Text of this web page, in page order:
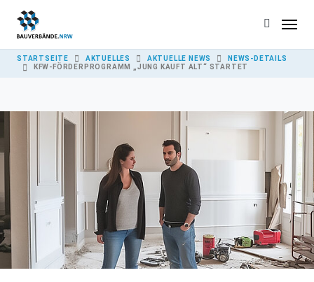
YOU ARE HERE:
STARTSEITE AKTUELLES AKTUELLE NEWS
NEWS-DETAILS
KFW-FÖRDERPROGRAMM „JUNG KAUFT ALT“ STARTET